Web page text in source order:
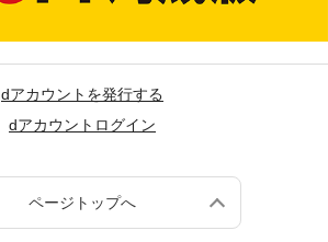
dアカウントを発行する
dアカウントログイン
ページトップへ